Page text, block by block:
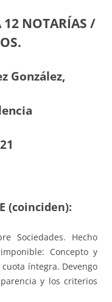
12 NOTARÍAS /
González,
(coinciden):
Sociedades. Hecho
Concepto y
íntegra. Devengo
y los criterios